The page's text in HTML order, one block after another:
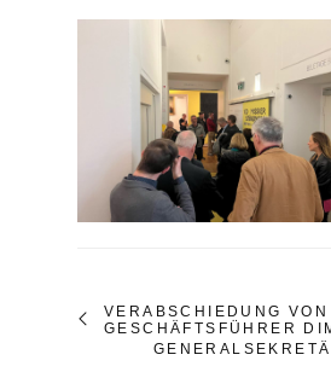
VERABSCHIEDUNG VON
GESCHÄFTSFÜHRER